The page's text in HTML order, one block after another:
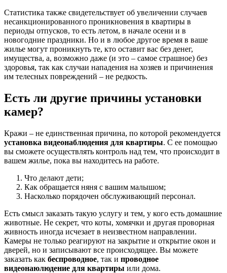
Статистика также свидетельствует об увеличении случаев
несанкционированного проникновения в квартиры в
периоды отпусков, то есть летом, в начале осени и в
новогодние праздники. Но и в любое другое время в ваше
жилье могут проникнуть те, кто оставит вас без денег,
имущества, а, возможно даже (и это – самое страшное) без
здоровья, так как случаи нападения на хозяев и причинения
им телесных повреждений – не редкость.
Есть ли другие причины установки
камер?
Кражи – не единственная причина, по которой рекомендуется
установка видеонаблюдения для квартиры. С ее помощью
вы сможете осуществлять контроль над тем, что происходит в
вашем жилье, пока вы находитесь на работе.
Что делают дети;
Как обращается няня с вашим малышом;
Насколько порядочен обслуживающий персонал.
Есть смысл заказать такую услугу и тем, у кого есть домашние
животные. Не секрет, что коты, хомячки и другая проворная
живность иногда исчезает в неизвестном направлении.
Камеры не только реагируют на закрытие и открытие окон и
дверей, но и записывают все происходящее. Вы можете
заказать как беспроводное, так и проводное
видеонаюлюдение для квартиры или дома.